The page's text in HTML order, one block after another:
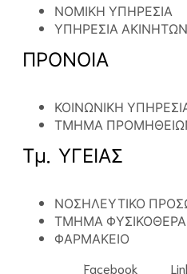
ΝΟΜΙΚΗ ΥΠΗΡΕΣΙΑ
ΥΠΗΡΕΣΙΑ ΑΚΙΝΗΤΩΝ
ΠΡΟΝΟΙΑ
ΚΟΙΝΩΝΙΚΗ
ΤΜΗΜΑ
Τμ. ΥΓΕΙΑΣ
ΝΟΣΗΛΕΥΤΙΚΟ
ΤΜΗΜΑ
ΦΑΡΜΑΚΕΙΟ
Facebook